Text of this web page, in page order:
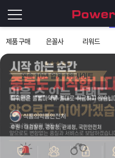
제품 구매 은꼴사 리워드
그
인
이
필
요
로
Q&A
파